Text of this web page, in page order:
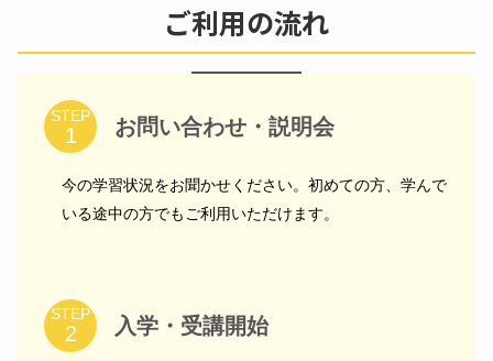
ご利用の流れ
STEP お問い合わせ・説明会
今の学習状況をお聞かせください。初めての方、学んで
いる途中の方でもご利用いただけます。
STEP 入学・受講開始